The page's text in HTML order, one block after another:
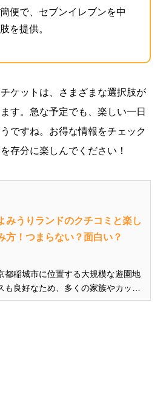
便で、セブンイレブンを中
を提供。
ケットは、さまざまな選択肢が
す。急な予定でも、楽しい一日
ですね。お得な情報をチェック
存分に楽しんでください！
みうりランドのクチコミと楽し
方！つまらない？面白い？
都稲城市に位置する大規模な遊園地
良好なため、多くの家族やカップ
、スリル満点のジ